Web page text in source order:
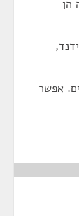
הן
אפשר